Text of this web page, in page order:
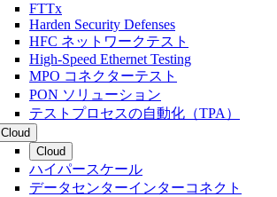
FTTx
Harden Security Defenses
HFC ネットワークテスト
High-Speed Ethernet Testing
MPO コネクターテスト
PON ソリューション
テストプロセスの自動化（TPA）
Cloud
Cloud
ハイパースケール
データセンターインターコネクト